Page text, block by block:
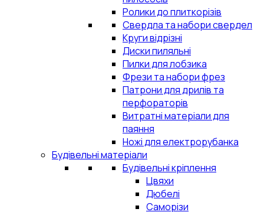
Ролики до плиткорізів
Свердла та набори свердел
Круги відрізні
Диски пиляльні
Пилки для лобзика
Фрези та набори фрез
Патрони для дрилів та
перфораторів
Витратні матеріали для
паяння
Ножі для електрорубанка
Будівельні матеріали
Будівельні кріплення
Цвяхи
Дюбелі
Саморізи